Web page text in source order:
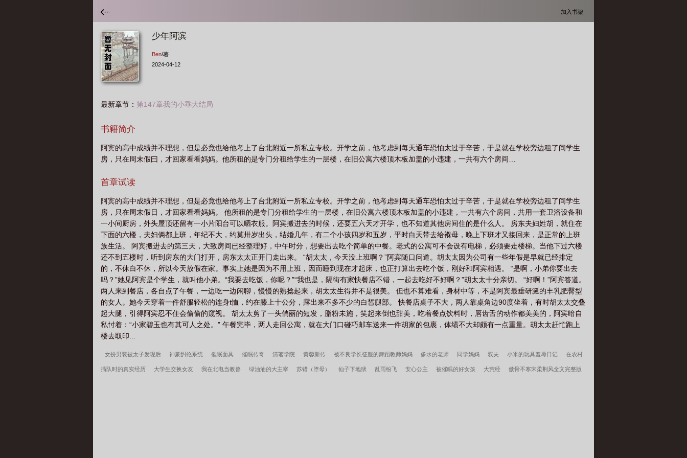
加入书架
少年阿滨
Ben/著
2024-04-12
最新章节： 第147章我的小乖大结局
书籍简介
阿宾的高中成绩并不理想，但是必竟也给他考上了台北附近一所私立专校。开学之前，他考虑到每天通车恐怕太过于辛苦，于是就在学校旁边租了间学生
房，只在周末假曰，才回家看看妈妈。他所租的是专门分租给学生的一层楼，在旧公寓六楼顶木板加盖的小违建，一共有六个房间…
首章试读
阿宾的高中成绩并不理想，但是必竟也给他考上了台北附近一所私立专校。开学之前，他考虑到每天通车恐怕太过于辛苦，于是就在学校旁边租了间学生
房，只在周末假日，才回家看看妈妈。 他所租的是专门分租给学生的一层楼，在旧公寓六楼顶木板加盖的小违建，一共有六个房间，共用一套卫浴设备和
一小间厨房，外头屋顶还留有一小片阳台可以晒衣服。阿宾搬进去的时候，还要五六天才开学，也不知道其他房间住的是什么人。 房东夫妇姓胡，就住在
下面的六楼，夫妇俩都上班，年纪不大，约莫卅岁出头，结婚几年，有二个小孩四岁和五岁，平时白天带去给褓母，晚上下班才又接回来，是正常的上班
族生活。 阿宾搬进去的第三天，大致房间已经整理好，中午时分，想要出去吃个简单的中餐。老式的公寓可不会设有电梯，必须要走楼梯。当他下过六楼
还不到五楼时，听到房东的大门打开，房东太太正开门走出来。 “胡太太，今天没上班啊？”阿宾随口问道。胡太太因为公司有一些年假是早就已经排定
的，不休白不休，所以今天放假在家。事实上她是因为不用上班，因而睡到现在才起床，也正打算出去吃个饭，刚好和阿宾相遇。 “是啊，小弟你要出去
吗？”她见阿宾是个学生，就叫他小弟。“我要去吃饭，你呢？”“我也是，隔街有家快餐店不错，一起去吃好不好啊？”胡太太十分亲切。 “好啊！”阿宾答道。
两人来到餐店，各自点了午餐，一边吃一边闲聊，慢慢的熟捻起来，胡太太生得并不是很美。 但也不算难看，身材中等，不是阿宾最垂研涎的丰乳肥臀型
的女人。她今天穿着一件舒服轻松的连身t恤，约在膝上十公分，露出来不多不少的白皙腿部。 快餐店桌子不大，两人靠桌角边90度坐着，有时胡太太交叠
起大腿，引得阿宾忍不住会偷偷的窥视。 胡太太剪了一头俏丽的短发，脂粉未施，笑起来倒也甜美，吃着餐点饮料时，唇齿舌的动作都美美的，阿宾暗自
私忖着：“小家碧玉也有其可人之处。” 午餐完毕，两人走回公寓，就在大门口碰巧邮车送来一件胡家的包裹，体绩不大却颇有一点重量。胡太太赶忙跑上
楼去取印...
女扮男装被太子发现后 神豪舏伦系统 催眠面具 催眠传奇 清茗学院 黄蓉新传 被不良学长征服的舞蹈教师妈妈 多水的老师 同学妈妈 双夫 小米的玩具羞辱日记 在农村
插队时的真实经历 大学生交换女友 我在北电当教兽 绿油油的大主宰 苏错（堕母） 仙子下地狱 乱雨纷飞 安心公主 被催眠的好女孩 大荒经 傲骨不寒宋柔荆风全文完整版